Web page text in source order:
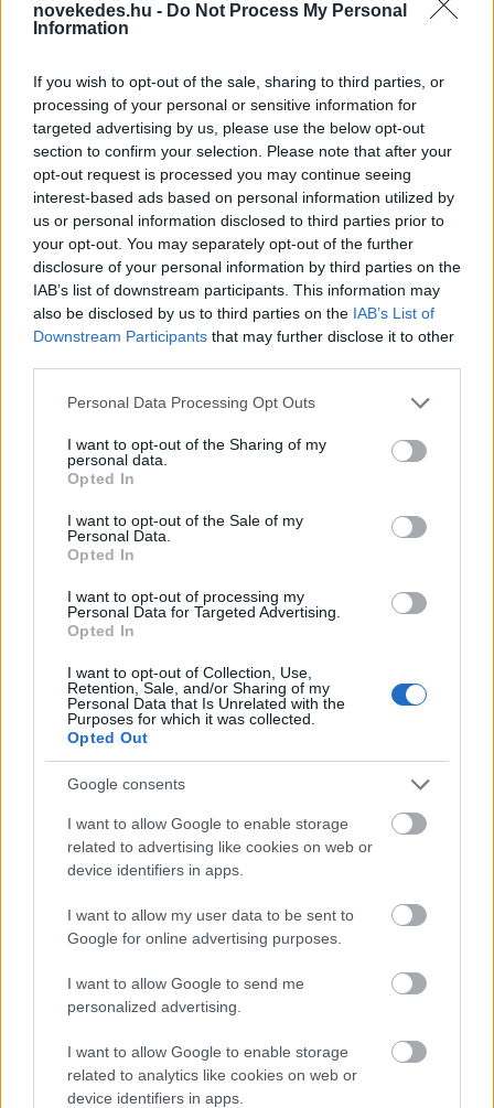
novekedes.hu - Do Not Process My Personal
Information
If you wish to opt-out of the sale, sharing to third parties, or
processing of your personal or sensitive information for
targeted advertising by us, please use the below opt-out
section to confirm your selection. Please note that after your
opt-out request is processed you may continue seeing
interest-based ads based on personal information utilized by
us or personal information disclosed to third parties prior to
your opt-out. You may separately opt-out of the further
disclosure of your personal information by third parties on the
IAB’s list of downstream participants. This information may
also be disclosed by us to third parties on the IAB’s List of
Downstream Participants that may further disclose it to other
Please note that this website/app uses one or more Google
not limited to your visit or usage behaviour. You may click to
grant or deny consent to Google and its third-party tags to
use your data for below specified purposes in below Google
consent section.
Personal Data Processing Opt Outs
I want to opt-out of the Sharing of my
personal data.
Opted In
I want to opt-out of the Sale of my
Personal Data.
Opted In
I want to opt-out of processing my
Personal Data for Targeted Advertising.
Opted In
I want to opt-out of Collection, Use,
Retention, Sale, and/or Sharing of my
Personal Data that Is Unrelated with the
Purposes for which it was collected.
Opted Out
Google consents
I want to allow Google to enable storage
related to advertising like cookies on web or
device identifiers in apps.
I want to allow my user data to be sent to
Google for online advertising purposes.
I want to allow Google to send me
personalized advertising.
I want to allow Google to enable storage
related to analytics like cookies on web or
device identifiers in apps.
Uniós források: íme a teendők, amelyek a
pénzek érkezéséhez még szükségesek
ELEMZÉSEK 2026. júl. 20.
Minden idők legjövedelmezőbbje és
legdrágábbja volt az amerikai foci vb -
HÍREK 2026. júl. 20.
Mi lett Alain Delon vagyonával? Adóhatósági
csavar a sztoriban
HÍREK 2026. júl. 19.